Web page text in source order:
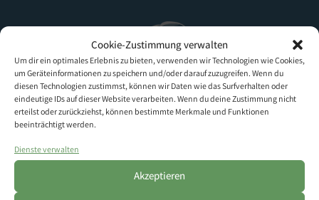
Cookie-Zustimmung verwalten
Um dir ein optimales Erlebnis zu bieten, verwenden wir Technologien wie Cookies,
um Geräteinformationen zu speichern und/oder darauf zuzugreifen. Wenn du
diesen Technologien zustimmst, können wir Daten wie das Surfverhalten oder
eindeutige IDs auf dieser Website verarbeiten. Wenn du deine Zustimmung nicht
erteilst oder zurückziehst, können bestimmte Merkmale und Funktionen
beeinträchtigt werden.
Dienste verwalten
Akzeptieren